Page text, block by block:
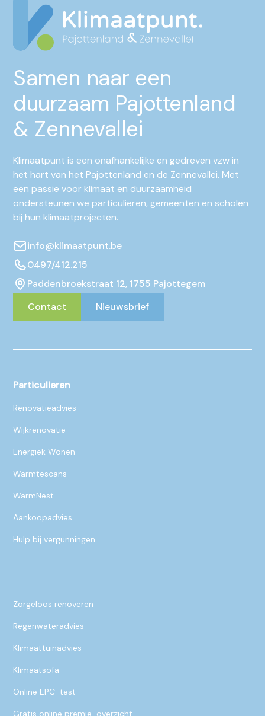
Samen naar een
duurzaam Pajottenland
& Zennevallei
Klimaatpunt is een onafhankelijke en gedreven vzw in
het hart van het Pajottenland en de Zennevallei. Met
een passie voor klimaat en duurzaamheid
ondersteunen we particulieren, gemeenten en scholen
bij hun klimaatprojecten.
info@klimaatpunt.be
0497/412.215
Paddenbroekstraat 12, 1755 Pajottegem
Contact
Nieuwsbrief
Particulieren
Renovatieadvies
Wijkrenovatie
Energiek Wonen
Warmtescans
WarmNest
Aankoopadvies
Hulp bij vergunningen
Zorgeloos renoveren
Regenwateradvies
Klimaattuinadvies
Klimaatsofa
Online EPC-test
Gratis online premie-overzicht